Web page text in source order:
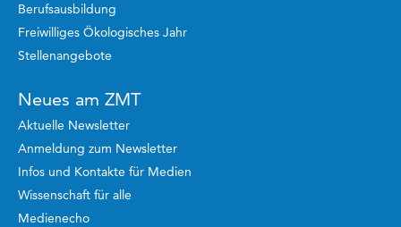
Berufsausbildung
Freiwilliges Ökologisches Jahr
Stellenangebote
Neues am ZMT
Aktuelle Newsletter
Anmeldung zum Newsletter
Infos und Kontakte für Medien
Wissenschaft für alle
Medienecho